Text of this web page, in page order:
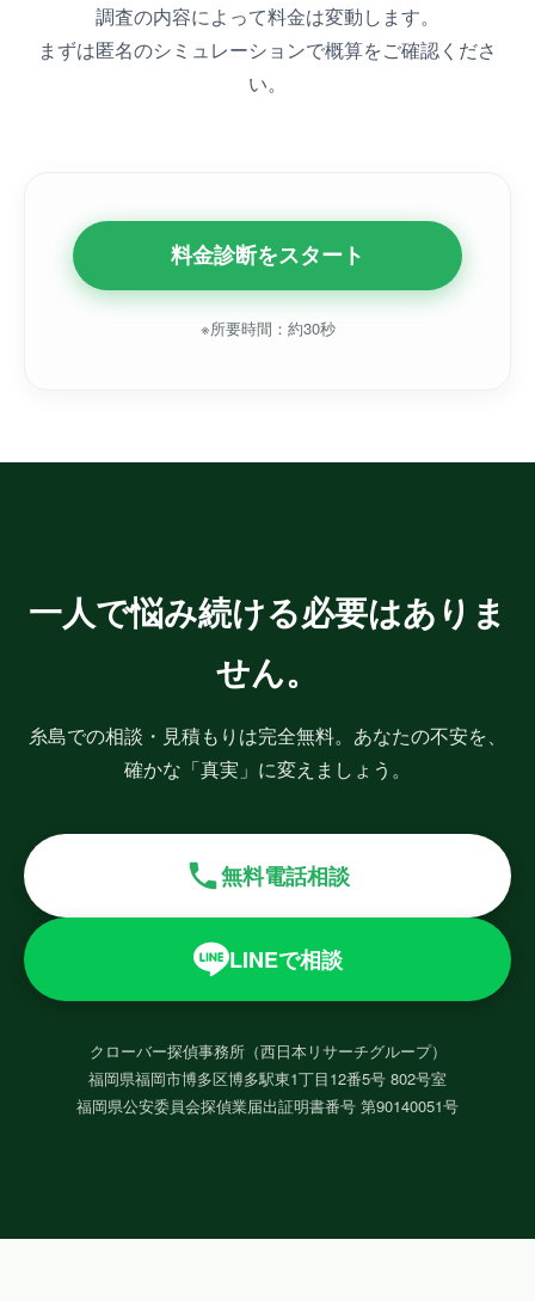
調査の内容によって料金は変動します。
まずは匿名のシミュレーションで概算をご確認くださ
い。
料金診断をスタート
※所要時間：約30秒
一人で悩み続ける必要はありま
せん。
糸島での相談・見積もりは完全無料。あなたの不安を、
確かな「真実」に変えましょう。
無料電話相談
LINEで相談
クローバー探偵事務所（西日本リサーチグループ）
福岡県福岡市博多区博多駅東1丁目12番5号 802号室
福岡県公安委員会探偵業届出証明書番号 第90140051号